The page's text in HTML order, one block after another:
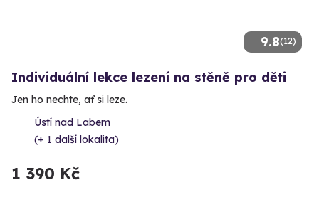
9.8(12)
Individuální lekce lezení na stěně pro děti
Jen ho nechte, ať si leze.
Ústí nad Labem
(+ 1 další lokalita)
1 390 Kč